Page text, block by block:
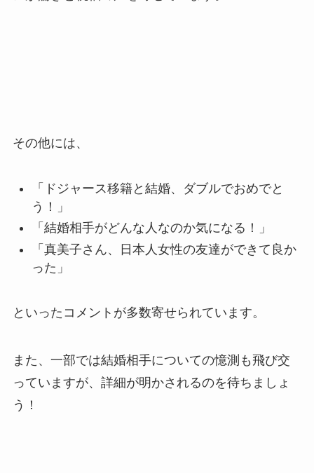
その他には、
「ドジャース移籍と結婚、ダブルでおめでと
う！」
「結婚相手がどんな人なのか気になる！」
「真美子さん、日本人女性の友達ができて良か
った」
といったコメントが多数寄せられています。
また、一部では結婚相手についての憶測も飛び交
っていますが、詳細が明かされるのを待ちましょ
う！